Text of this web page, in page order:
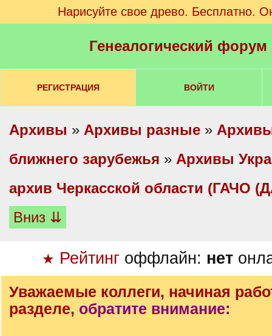
Нарисуйте свое древо. Бесплатно.
Генеалогический
РЕГИСТРАЦИЯ ВОЙТИ
Архивы » Архивы разные »
ближнего зарубежья » Архивы
архив Черкасской области (ГАЧО
Вниз ⇊
★ Рейтинг оффлайн: нет
Уважаемые коллеги, начиная
разделе, обратите внимание: